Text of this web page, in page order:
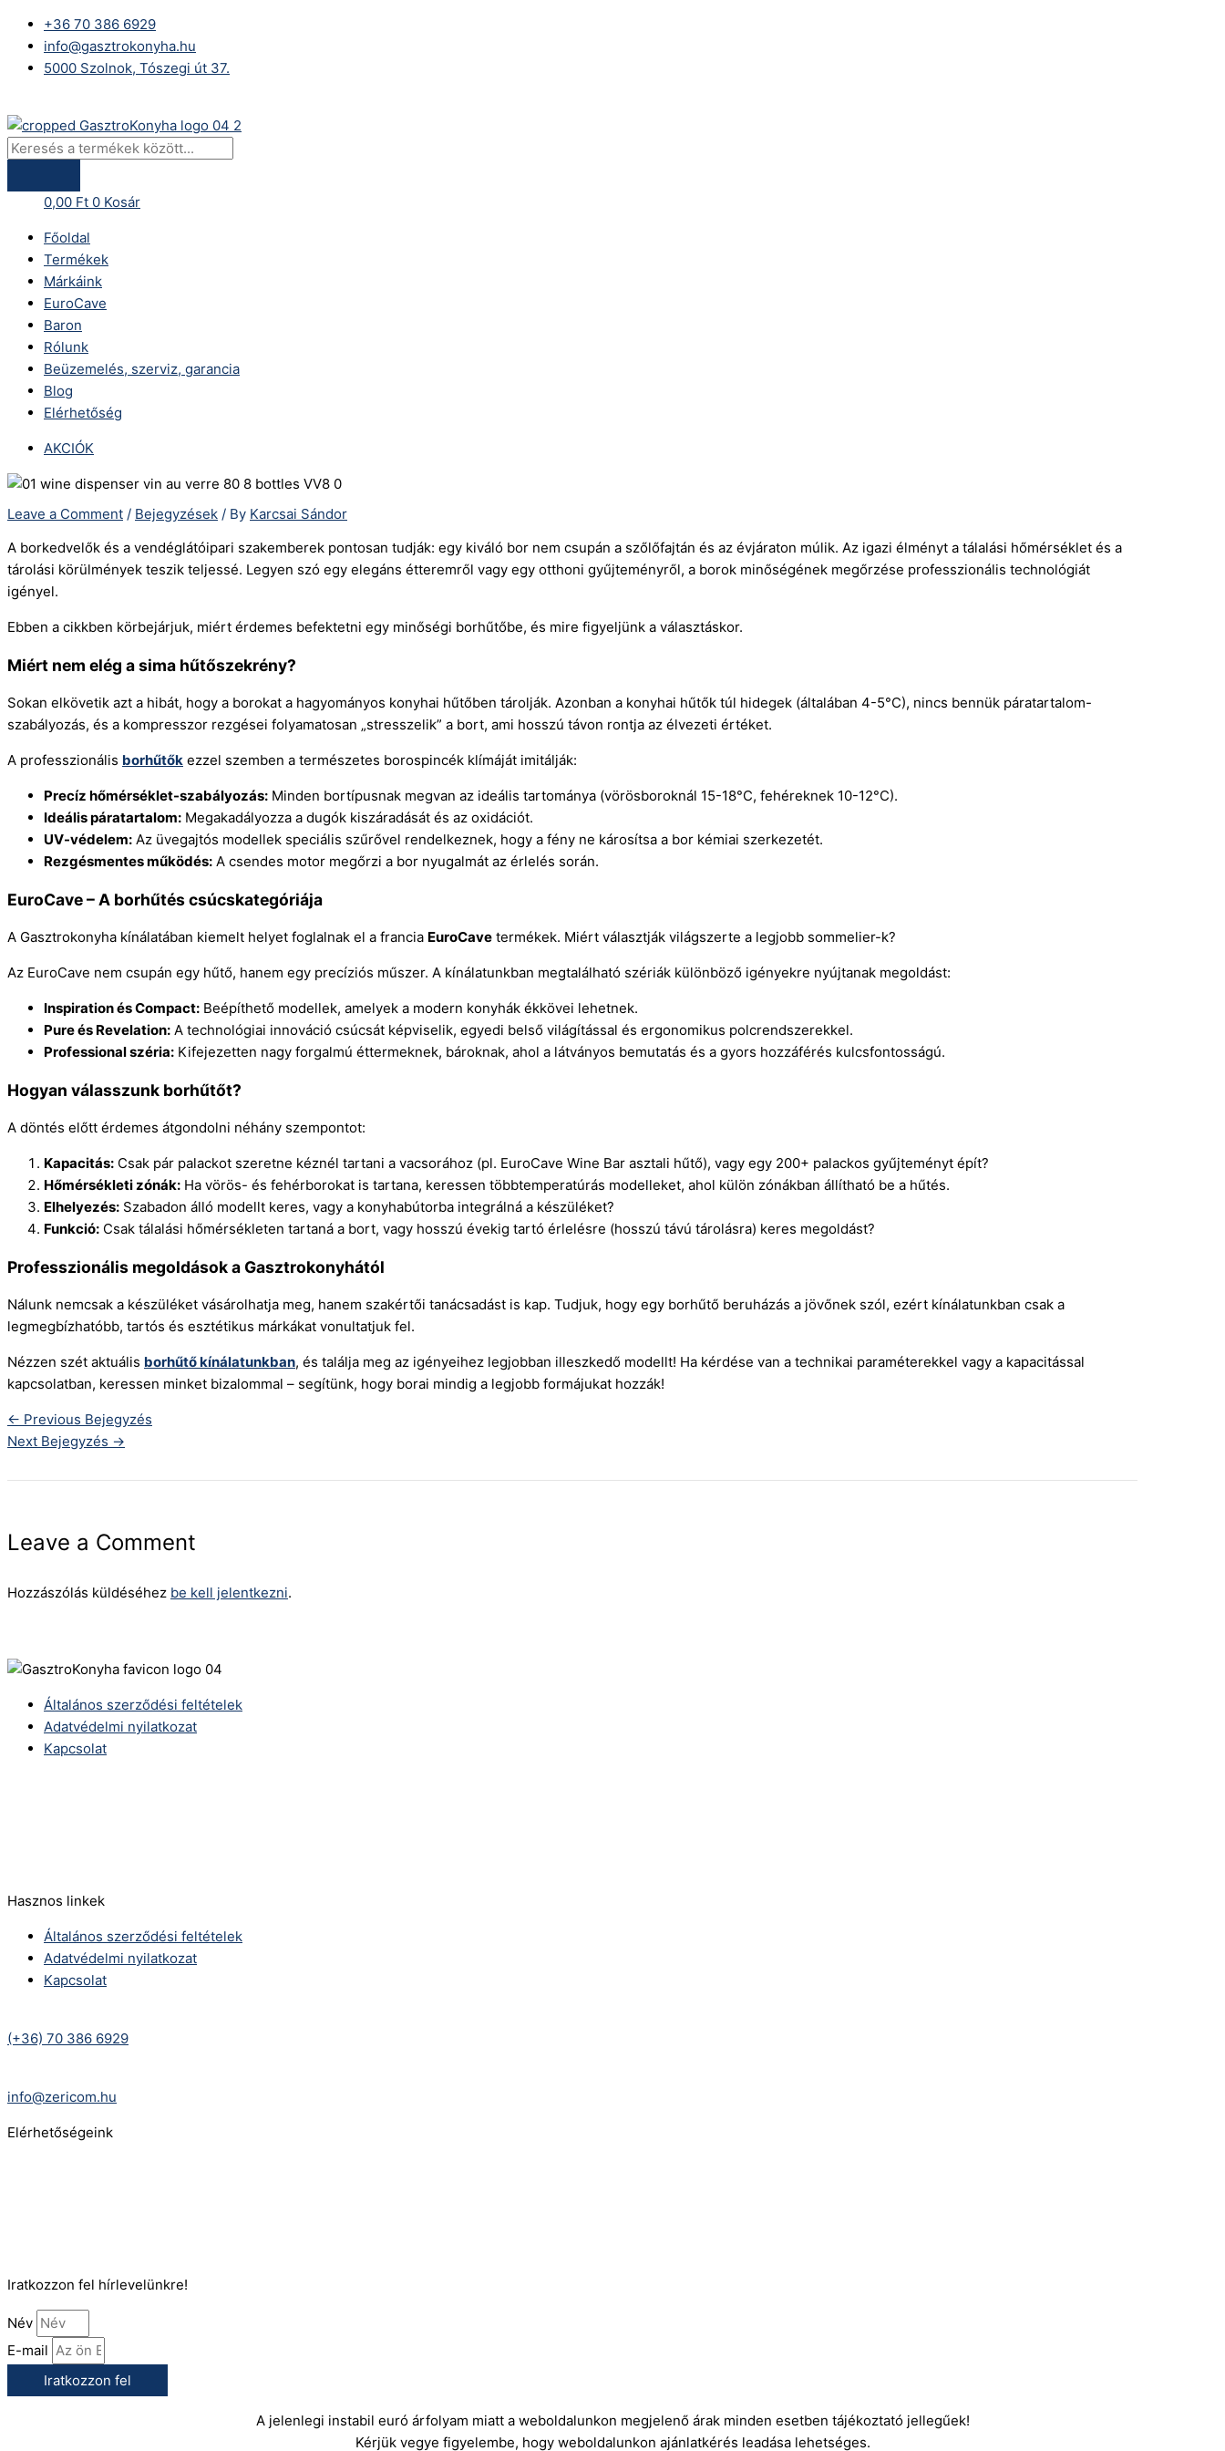
content
+36 70 386 6929
info@gasztrokonyha.hu
5000 Szolnok, Tószegi út 37.
search
0,00 Ft 0 Kosár
Főoldal
Termékek
Márkáink
EuroCave
Baron
Rólunk
Beüzemelés, szerviz, garancia
Blog
Elérhetőség
AKCIÓK
Leave a Comment / Bejegyzések / By Karcsai Sándor
A borkedvelők és a vendéglátóipari szakemberek pontosan tudják: egy kiváló bor nem csupán a szőlőfajtán és az évjáraton múlik. Az igazi élményt a tálalási hőmérséklet és a
tárolási körülmények teszik teljessé. Legyen szó egy elegáns étteremről vagy egy otthoni gyűjteményről, a borok minőségének megőrzése professzionális technológiát
igényel.
Ebben a cikkben körbejárjuk, miért érdemes befektetni egy minőségi borhűtőbe, és mire figyeljünk a választáskor.
Miért nem elég a sima hűtőszekrény?
Sokan elkövetik azt a hibát, hogy a borokat a hagyományos konyhai hűtőben tárolják. Azonban a konyhai hűtők túl hidegek (általában 4-5°C), nincs bennük páratartalom-
szabályozás, és a kompresszor rezgései folyamatosan „stresszelik” a bort, ami hosszú távon rontja az élvezeti értéket.
A professzionális borhűtők ezzel szemben a természetes borospincék klímáját imitálják:
Precíz hőmérséklet-szabályozás: Minden bortípusnak megvan az ideális tartománya (vörösboroknál 15-18°C, fehéreknek 10-12°C).
Ideális páratartalom: Megakadályozza a dugók kiszáradását és az oxidációt.
UV-védelem: Az üvegajtós modellek speciális szűrővel rendelkeznek, hogy a fény ne károsítsa a bor kémiai szerkezetét.
Rezgésmentes működés: A csendes motor megőrzi a bor nyugalmát az érlelés során.
EuroCave – A borhűtés csúcskategóriája
A Gasztrokonyha kínálatában kiemelt helyet foglalnak el a francia EuroCave termékek. Miért választják világszerte a legjobb sommelier-k?
Az EuroCave nem csupán egy hűtő, hanem egy precíziós műszer. A kínálatunkban megtalálható szériák különböző igényekre nyújtanak megoldást:
Inspiration és Compact: Beépíthető modellek, amelyek a modern konyhák ékkövei lehetnek.
Pure és Revelation: A technológiai innováció csúcsát képviselik, egyedi belső világítással és ergonomikus polcrendszerekkel.
Professional széria: Kifejezetten nagy forgalmú éttermeknek, bároknak, ahol a látványos bemutatás és a gyors hozzáférés kulcsfontosságú.
Hogyan válasszunk borhűtőt?
A döntés előtt érdemes átgondolni néhány szempontot:
Kapacitás: Csak pár palackot szeretne kéznél tartani a vacsorához (pl. EuroCave Wine Bar asztali hűtő), vagy egy 200+ palackos gyűjteményt épít?
Hőmérsékleti zónák: Ha vörös- és fehérborokat is tartana, keressen többtemperatúrás modelleket, ahol külön zónákban állítható be a hűtés.
Elhelyezés: Szabadon álló modellt keres, vagy a konyhabútorba integrálná a készüléket?
Funkció: Csak tálalási hőmérsékleten tartaná a bort, vagy hosszú évekig tartó érlelésre (hosszú távú tárolásra) keres megoldást?
Professzionális megoldások a Gasztrokonyhától
Nálunk nemcsak a készüléket vásárolhatja meg, hanem szakértői tanácsadást is kap. Tudjuk, hogy egy borhűtő beruházás a jövőnek szól, ezért kínálatunkban csak a
legmegbízhatóbb, tartós és esztétikus márkákat vonultatjuk fel.
Nézzen szét aktuális borhűtő kínálatunkban, és találja meg az igényeihez legjobban illeszkedő modellt! Ha kérdése van a technikai paraméterekkel vagy a kapacitással
kapcsolatban, keressen minket bizalommal – segítünk, hogy borai mindig a legjobb formájukat hozzák!
← Previous Bejegyzés
Next Bejegyzés →
Leave a Comment
Hozzászólás küldéséhez be kell jelentkezni.
Általános szerződési feltételek
Adatvédelmi nyilatkozat
Kapcsolat
Hasznos linkek
Általános szerződési feltételek
Adatvédelmi nyilatkozat
Kapcsolat
(+36) 70 386 6929
info@zericom.hu
Elérhetőségeink
Iratkozzon fel hírlevelünkre!
Név
E-mail
Iratkozzon fel
A jelenlegi instabil euró árfolyam miatt a weboldalunkon megjelenő árak minden esetben tájékoztató jellegűek!
Kérjük vegye figyelembe, hogy weboldalunkon ajánlatkérés leadása lehetséges.